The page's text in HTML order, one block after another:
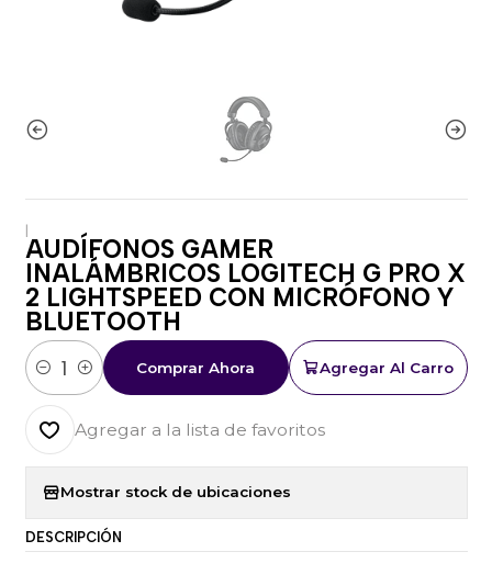
|
AUDÍFONOS GAMER
INALÁMBRICOS LOGITECH G PRO X
2 LIGHTSPEED CON MICRÓFONO Y
BLUETOOTH
Cantidad
Agregar Al Carro
Comprar Ahora
Agregar a la lista de favoritos
Mostrar stock de ubicaciones
DESCRIPCIÓN